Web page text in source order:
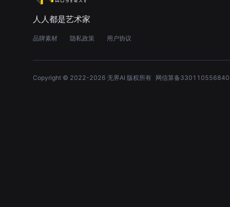
人人都是艺术家
品牌素材 隐私政策 用户协议
Copyright © 2022-2026 无界AI 版权所有 网信算备